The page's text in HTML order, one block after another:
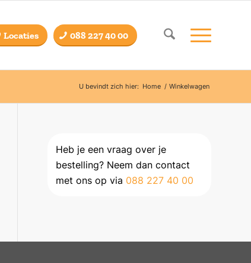
Locaties 088 227 40 00
U bevindt zich hier: Home / Winkelwagen
Heb je een vraag over je
bestelling? Neem dan contact
met ons op via 088 227 40 00